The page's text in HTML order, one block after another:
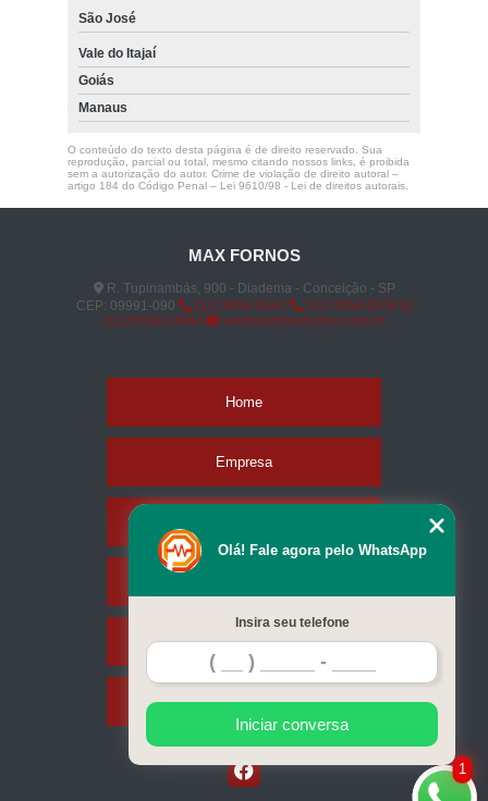
São José
Vale do Itajaí
Goiás
Manaus
O conteúdo do texto desta página é de direito reservado. Sua
reprodução, parcial ou total, mesmo citando nossos links, é proibida
sem a autorização do autor. Crime de violação de direito autoral –
artigo 184 do Código Penal – Lei 9610/98 - Lei de direitos autorais.
MAX FORNOS
R. Tupinambás, 900 - Diadema - Conceição - SP
CEP: 09991-090
(11) 3458-0542
(11) 3458-0539
(11) 95383-4994
vendas@maxfornos.com.br
Home
Empresa
Contato
Mapa do site
1
Olá! Fale agora pelo WhatsApp
Insira seu telefone
Iniciar conversa